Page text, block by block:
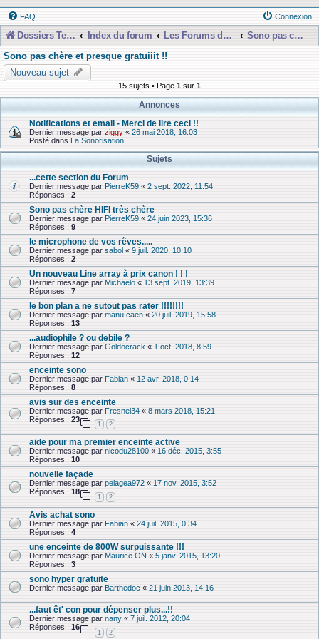
FAQ Connexion
Dossiers Techniques Index du forum Les Forums de Discussions
Sono pas chère et presque gratuiiit !!
Sono pas chère et presque gratuiiit !!
Nouveau sujet
15 sujets • Page 1 sur 1
Annonces
Notifications et email - Merci de lire ceci !!
Dernier message par ziggy « 26 mai 2018, 16:03
Posté dans La Sonorisation
Sujets
...cette section du Forum
Dernier message par PierreK59 « 2 sept. 2022, 11:54
Réponses : 2
Sono pas chère HIFI très chère
Dernier message par PierreK59 « 24 juin 2023, 15:36
Réponses : 9
le microphone de vos rêves.....
Dernier message par sabol « 9 juil. 2020, 10:10
Réponses : 2
Un nouveau Line array à prix canon ! ! !
Dernier message par Michaelo « 13 sept. 2019, 13:39
Réponses : 7
le bon plan a ne sutout pas rater !!!!!!!!
Dernier message par manu.caen « 20 juil. 2019, 15:58
Réponses : 13
...audiophile ? ou debile ?
Dernier message par Goldocrack « 1 oct. 2018, 8:59
Réponses : 12
enceinte sono
Dernier message par Fabian « 12 avr. 2018, 0:14
Réponses : 8
avis sur des enceinte
Dernier message par Fresnel34 « 8 mars 2018, 15:21
Réponses : 23
1 2
aide pour ma premier enceinte active
Dernier message par nicodu28100 « 16 déc. 2015, 3:55
Réponses : 10
nouvelle façade
Dernier message par pelagea972 « 17 nov. 2015, 3:52
Réponses : 18
1 2
Avis achat sono
Dernier message par Fabian « 24 juil. 2015, 0:34
Réponses : 4
une enceinte de 800W surpuissante !!!
Dernier message par Maurice ON « 5 janv. 2015, 13:20
Réponses : 3
sono hyper gratuite
Dernier message par Barthedoc « 21 juin 2013, 14:16
...faut êt' con pour dépenser plus...!!
Dernier message par nany « 7 juil. 2012, 20:04
Réponses : 16
1 2